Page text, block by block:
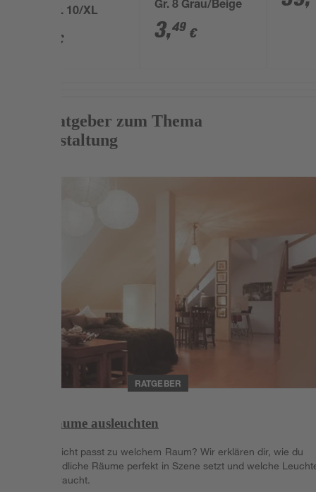
grau Gr. 10/XL
€
Gr. 8 Grau/Beige
3,49 €
Mehr Ratgeber zum Thema
Raumgestaltung
RATGEBER
Wohnräume ausleuchten
Welches Licht passt zu welchem Raum? Wir erklären dir, wie du
unterschiedliche Räume perfekt in Szene setzt und welche
es dazu braucht.